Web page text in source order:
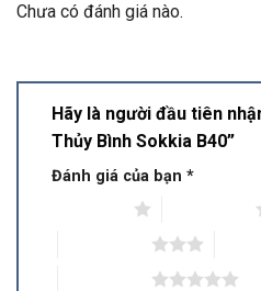
Chưa có đánh giá nào.
Hãy là người đầu tiên
Thủy Bình Sokkia B40”
Đánh giá của bạn *